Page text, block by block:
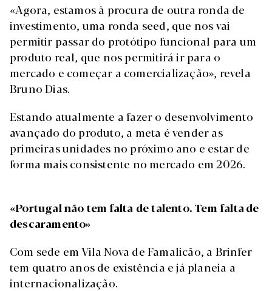
«Agora, estamos à procura de outra ronda de
investimento, uma ronda seed, que nos vai
permitir passar do protótipo funcional para um
produto real, que nos permitirá ir para o
mercado e começar a comercialização», revela
Bruno Dias.
Estando atualmente a fazer o desenvolvimento
avançado do produto, a meta é vender as
primeiras unidades no próximo ano e estar de
forma mais consistente no mercado em 2026.
«Portugal não tem falta de talento. Tem falta de
descaramento»
Com sede em Vila Nova de Famalicão, a Brinfer
tem quatro anos de existência e já planeia a
internacionalização.